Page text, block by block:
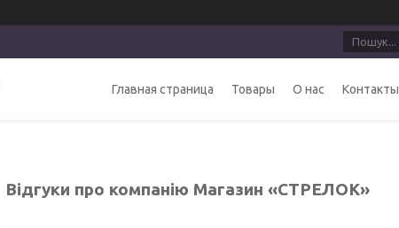
Главная страница Товары О нас Контакты
Відгуки про компанію Магазин «СТРЕЛОК»